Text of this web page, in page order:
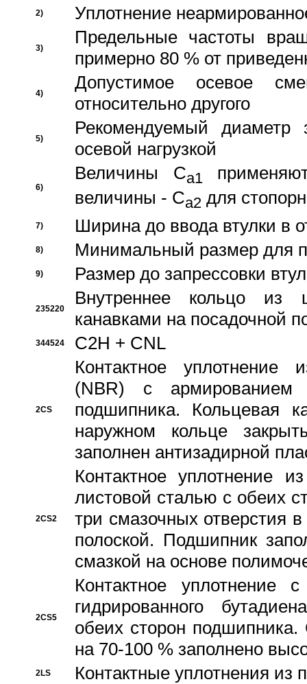
2) Уплотнение
3)
Предельные частоты
примерно 80 % от
4)
Допустимое осевое
относительно другого
5)
Рекомендуемый диаметр
осевой нагрузкой
6)
Величины Ca1
величины - Ca2 для
7) Ширина до ввода втулки в
8) Минимальный размер для
9) Размер до запрессовки
235220
Внутреннее кольцо из
канавками на посадочной
344524 C2H + CNL
2CS
Контактное уплотнение
(NBR) с
подшипника. Кольцевая
наружном кольце
заполнен антизадирной
2CS2
Контактное уплотнение
листовой сталью с обеих
три смазочных отверстия
полоской. Подшипник
смазкой на основе
2CS5
Контактное уплотнение
гидрированного
обеих сторон
на 70-100 % заполнено
2LS Контактные уплотнения из